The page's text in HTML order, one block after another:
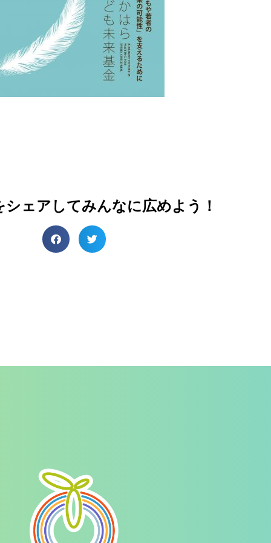
シェアしてみんなに広めよう！